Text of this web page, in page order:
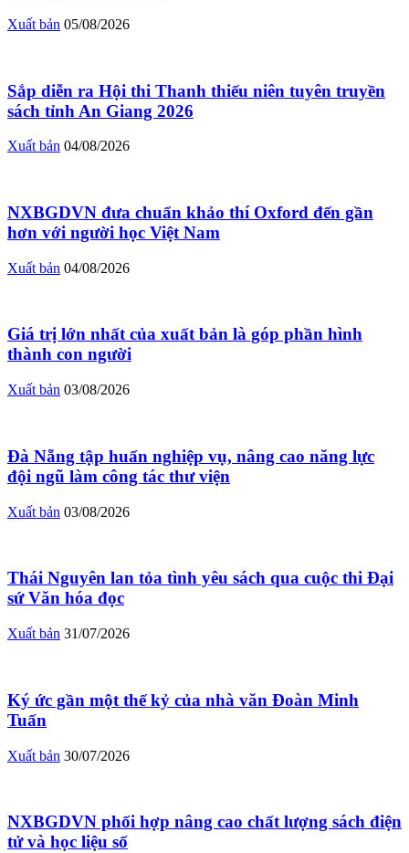
Xuất bản 05/08/2026
Sắp diễn ra Hội thi Thanh thiếu niên tuyên truyền
sách tỉnh An Giang 2026
Xuất bản 04/08/2026
NXBGDVN đưa chuẩn khảo thí Oxford đến gần
hơn với người học Việt Nam
Xuất bản 04/08/2026
Giá trị lớn nhất của xuất bản là góp phần hình
thành con người
Xuất bản 03/08/2026
Đà Nẵng tập huấn nghiệp vụ, nâng cao năng lực
đội ngũ làm công tác thư viện
Xuất bản 03/08/2026
Thái Nguyên lan tỏa tình yêu sách qua cuộc thi Đại
sứ Văn hóa đọc
Xuất bản 31/07/2026
Ký ức gần một thế kỷ của nhà văn Đoàn Minh
Tuấn
Xuất bản 30/07/2026
NXBGDVN phối hợp nâng cao chất lượng sách điện
tử và học liệu số